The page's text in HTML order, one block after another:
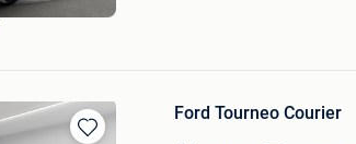
Ford Tourneo Courier